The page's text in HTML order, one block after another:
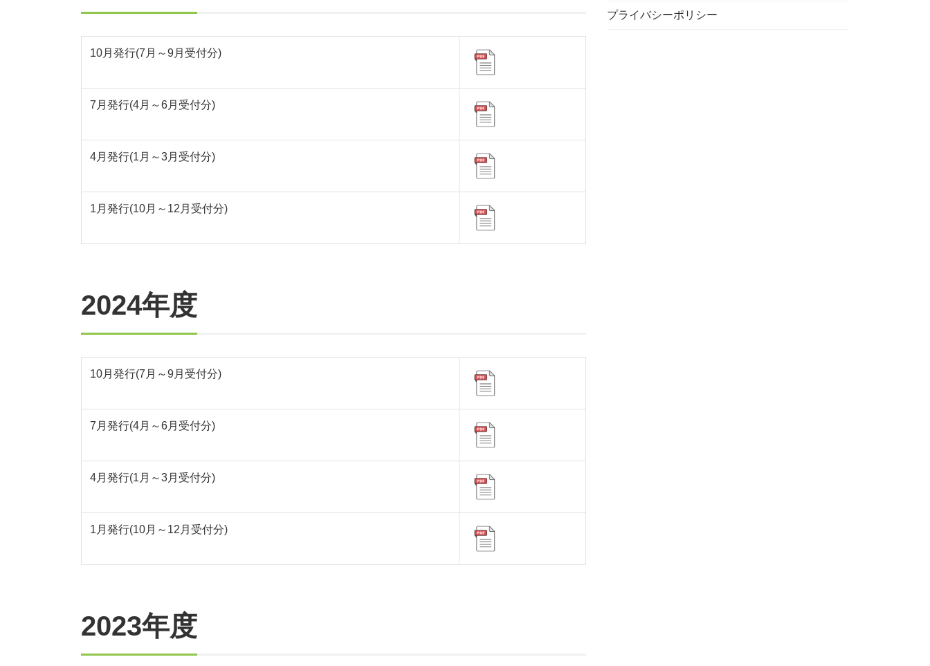
10月発行(7月～9月受付分)
7月発行(4月～6月受付分)
4月発行(1月～3月受付分)
1月発行(10月～12月受付分)
2024年度
10月発行(7月～9月受付分)
7月発行(4月～6月受付分)
4月発行(1月～3月受付分)
1月発行(10月～12月受付分)
2023年度
プライバシーポリシー